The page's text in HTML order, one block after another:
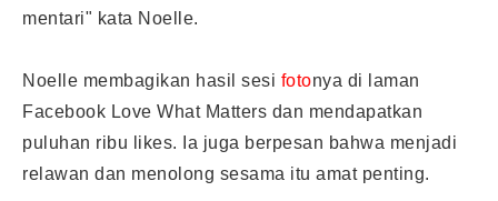
mentari" kata Noelle.
Noelle membagikan hasil sesi fotonya di laman
Facebook Love What Matters dan mendapatkan
puluhan ribu likes. Ia juga berpesan bahwa menjadi
relawan dan menolong sesama itu amat penting.